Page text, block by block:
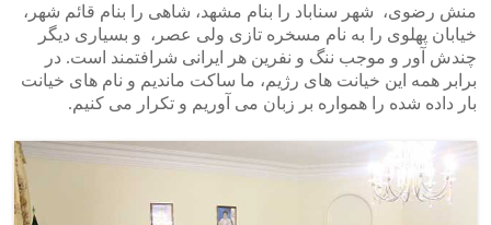
منش رضوی، شهر سناباد را بنام مشهد، شاهی را بنام قائم شهر،
خیابان پهلوی را به نام مسخره تازی ولی عصر، و بسیاری دیگر
چندش آور و موجب ننگ و نفرین هر ایرانی شرافتمند است. در
برابر همه این خیانت های رژیم، ما ساکت ماندیم و نام های خیانت
بار داده شده را همواره بر زبان می آوریم و تکرار می کنیم.